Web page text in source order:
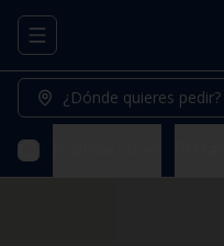
Abrir menu de navegación
¿Dónde quieres pedir?